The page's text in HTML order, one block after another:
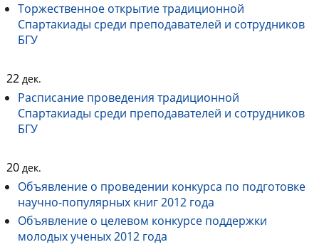
Торжественное открытие традиционной
Спартакиады среди преподавателей и сотрудников
БГУ
22 дек.
Расписание проведения традиционной
Спартакиады среди преподавателей и сотрудников
БГУ
20 дек.
Объявление о проведении конкурса по подготовке
научно-популярных книг 2012 года
Объявление о целевом конкурсе поддержки
молодых ученых 2012 года